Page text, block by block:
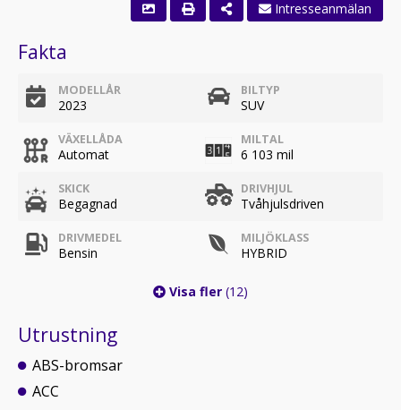
Fakta
MODELLÅR
2023
BILTYP
SUV
VÄXELLÅDA
Automat
MILTAL
6 103 mil
SKICK
Begagnad
DRIVHJUL
Tvåhjulsdriven
DRIVMEDEL
Bensin
MILJÖKLASS
HYBRID
Visa fler (12)
Utrustning
ABS-bromsar
ACC